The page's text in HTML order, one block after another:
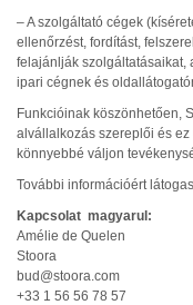
– A szolgáltató cégek
ellenőrzést, fordítást,
felajánlják szolgáltatásaikat,
ipari cégnek és
Funkcióinak köszönhetően,
alvállalkozás szereplői és
könnyebbé váljon
További információért
Kapcsolat magyarul:
Amélie de Quelen
Stoora
bud@stoora.com
+33 1 56 56 78 57